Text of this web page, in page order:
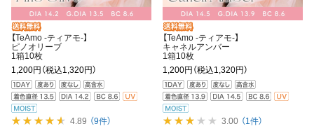
【TeAmo -ティアモ-】
ピノオリーブ
1箱10枚
1,200円 （税込1,320円）
4.89 （9件）
【TeAmo -ティアモ-】
キャネルアンバー
1箱10枚
1,200円 （税込1,320円）
3.00 （1件）